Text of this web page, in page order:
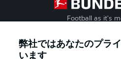
Football as it's
弊社ではあなたのプラ
います